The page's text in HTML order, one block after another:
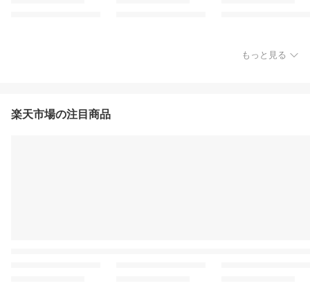
もっと見る
楽天市場の注目商品